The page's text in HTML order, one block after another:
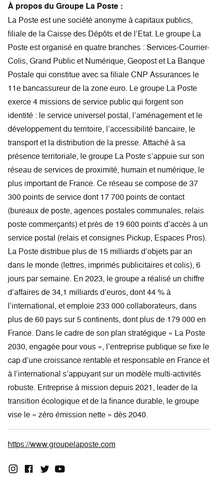
À propos du Groupe La Poste :
La Poste est une société anonyme à capitaux publics,
filiale de la Caisse des Dépôts et de l’Etat. Le groupe La
Poste est organisé en quatre branches : Services-Courrier-
Colis, Grand Public et Numérique, Geopost et La Banque
Postale qui constitue avec sa filiale CNP Assurances le
11e bancassureur de la zone euro. Le groupe La Poste
exerce 4 missions de service public qui forgent son
identité : le service universel postal, l’aménagement et le
développement du territoire, l’accessibilité bancaire, le
transport et la distribution de la presse. Attaché à sa
présence territoriale, le groupe La Poste s’appuie sur son
réseau de services de proximité, humain et numérique, le
plus important de France. Ce réseau se compose de 37
300 points de service dont 17 700 points de contact
(bureaux de poste, agences postales communales, relais
poste commerçants) et près de 19 600 points d’accès à un
service postal (relais et consignes Pickup, Espaces Pros).
La Poste distribue plus de 15 milliards d’objets par an
dans le monde (lettres, imprimés publicitaires et colis), 6
jours par semaine. En 2023, le groupe a réalisé un chiffre
d’affaires de 34,1 milliards d’euros, dont 44 % à
l’international, et emploie 233 000 collaborateurs, dans
plus de 60 pays sur 5 continents, dont plus de 179 000 en
France. Dans le cadre de son plan stratégique « La Poste
2030, engagée pour vous », l’entreprise publique se fixe le
cap d’une croissance rentable et responsable en France et
à l’international s’appuyant sur un modèle multi-activités
robuste. Entreprise à mission depuis 2021, leader de la
transition écologique et de la finance durable, le groupe
vise le « zéro émission nette » dès 2040.
https://www.groupelaposte.com